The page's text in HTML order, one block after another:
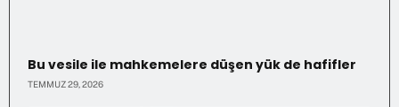
Bu vesile ile mahkemelere düşen yük de hafifler
TEMMUZ 29, 2026